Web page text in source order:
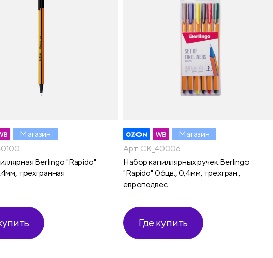
Магазин
Berlingo "Rapido"
трехгранная
Магазин
Арт. CK_40006
Набор капиллярных ручек Berlingo
"Rapido" 06цв., 0,4мм, трехгран.,
европодвес
Где купить